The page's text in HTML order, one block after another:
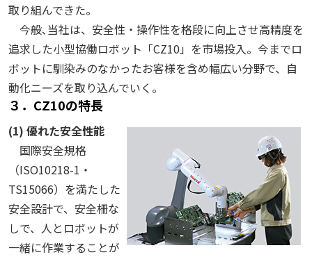
取り組んできた。
今般､当社は、安全性・操作性を格段に向上させ高精度を
追求した小型協働ロボット「CZ10」を市場投入。今までロ
ボットに馴染みのなかったお客様を含め幅広い分野で、自
動化ニーズを取り込んでいく。
３．CZ10の特長
(1) 優れた安全性能
国際安全規格
（ISO10218-1・
TS15066）を満たした
安全設計で、安全柵な
しで、人とロボットが
一緒に作業することが